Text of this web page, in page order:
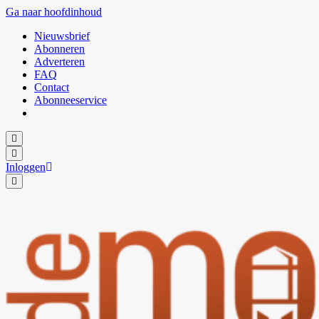
Ga naar hoofdinhoud
Nieuwsbrief
Abonneren
Adverteren
FAQ
Contact
Abonneeservice
Inloggen